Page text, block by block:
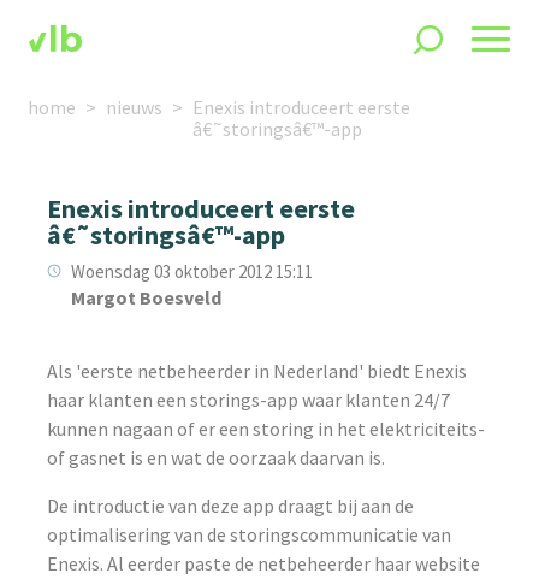
home nieuws
Enexis introduceert eerste
â€˜storingsâ€™-app
Enexis introduceert eerste
â€˜storingsâ€™-app
Woensdag 03 oktober 2012 15:11
Margot Boesveld
Als 'eerste netbeheerder in Nederland' biedt Enexis
haar klanten een storings-app waar klanten 24/7
kunnen nagaan of er een storing in het elektriciteits-
of gasnet is en wat de oorzaak daarvan is.
De introductie van deze app draagt bij aan de
optimalisering van de storingscommunicatie van
Enexis. Al eerder paste de netbeheerder haar website